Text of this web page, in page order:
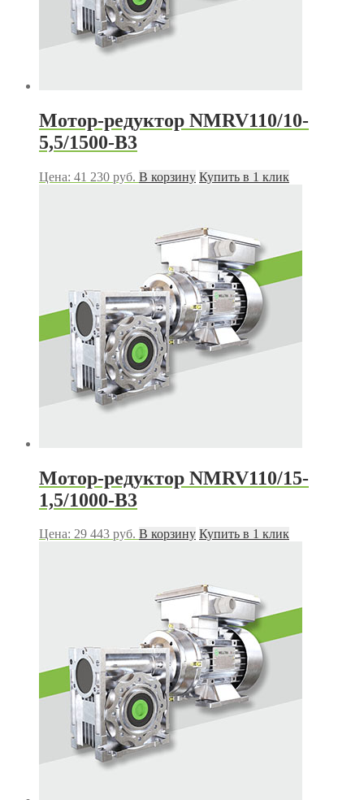
Мотор-редуктор NMRV110/10-
5,5/1500-В3
Цена: 41 230 руб. В корзину Купить в 1 клик
Мотор-редуктор NMRV110/15-
1,5/1000-B3
Цена: 29 443 руб. В корзину Купить в 1 клик